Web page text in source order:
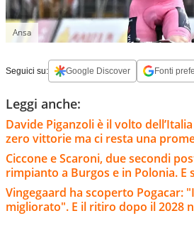
Ansa
Seguici su: Google Discover Fonti
Leggi anche:
Davide Piganzoli è il volto
zero vittorie ma ci resta una
Ciccone e Scaroni, due secondi
rimpianto a Burgos e in Polonia. E
Vingegaard ha scoperto Pogacar:
migliorato". E il ritiro dopo il 2028